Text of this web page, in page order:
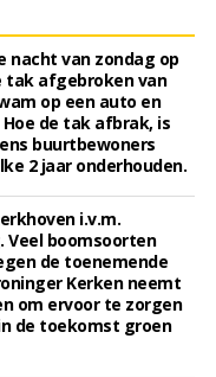
nacht van zondag op
tak afgebroken van
op een auto en
de tak afbrak, is
buurtbewoners
2 jaar onderhouden.
i.v.m.
boomsoorten
de toenemende
Kerken neemt
om ervoor te zorgen
de toekomst groen